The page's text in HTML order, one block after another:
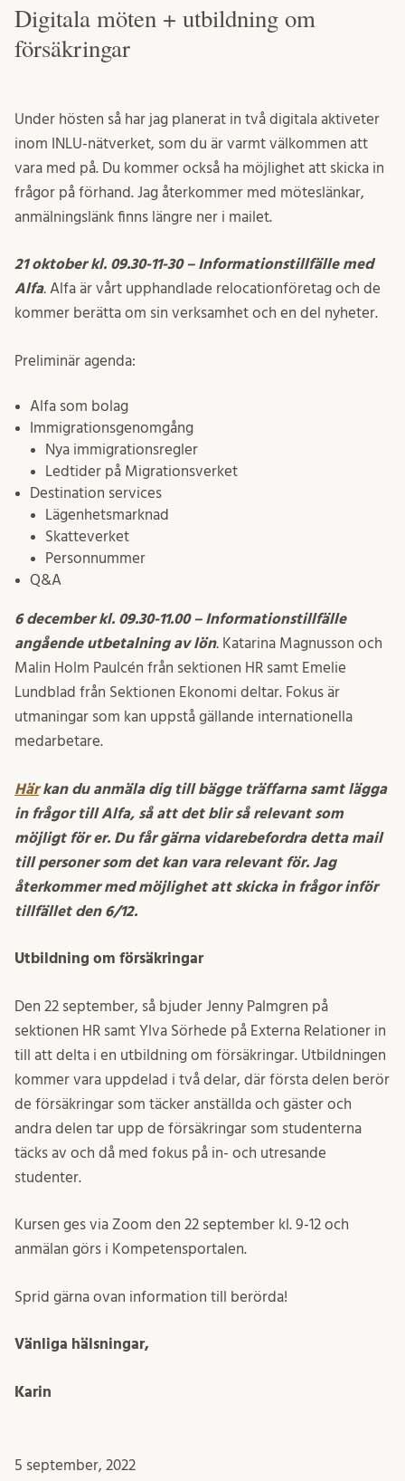
Digitala möten + utbildning om
försäkringar
Under hösten så har jag planerat in två digitala aktiveter
inom INLU-nätverket, som du är varmt välkommen att
vara med på. Du kommer också ha möjlighet att skicka in
frågor på förhand. Jag återkommer med möteslänkar,
anmälningslänk finns längre ner i mailet.
21 oktober kl. 09.30-11-30 – Informationstillfälle med
Alfa. Alfa är vårt upphandlade relocationföretag och de
kommer berätta om sin verksamhet och en del nyheter.
Preliminär agenda:
Alfa som bolag
Immigrationsgenomgång
Nya immigrationsregler
Ledtider på Migrationsverket
Destination services
Lägenhetsmarknad
Skatteverket
Personnummer
Q&A
6 december kl. 09.30-11.00 – Informationstillfälle
angående utbetalning av lön. Katarina Magnusson och
Malin Holm Paulcén från sektionen HR samt Emelie
Lundblad från Sektionen Ekonomi deltar. Fokus är
utmaningar som kan uppstå gällande internationella
medarbetare.
Härkan du anmäla dig till bägge träffarna samt lägga
in frågor till Alfa, så att det blir så relevant som
möjligt för er. Du får gärna vidarebefordra detta mail
till personer som det kan vara relevant för. Jag
återkommer med möjlighet att skicka in frågor inför
tillfället den 6/12.
Utbildning om försäkringar
Den 22 september, så bjuder Jenny Palmgren på
sektionen HR samt Ylva Sörhede på Externa Relationer in
till att delta i en utbildning om försäkringar. Utbildningen
kommer vara uppdelad i två delar, där första delen berör
de försäkringar som täcker anställda och gäster och
andra delen tar upp de försäkringar som studenterna
täcks av och då med fokus på in- och utresande
studenter.
Kursen ges via Zoom den 22 september kl. 9-12 och
anmälan görs i Kompetensportalen.
Sprid gärna ovan information till berörda!
Vänliga hälsningar,
Karin
5 september, 2022